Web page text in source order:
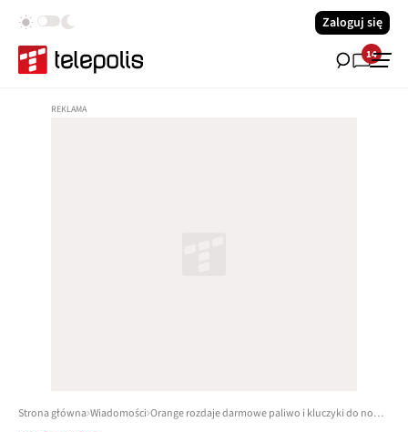
Zaloguj się
14
Strona główna Wiadomości Orange rozdaje darmowe paliwo i kluczyki do nowej Mazdy. Warunek jest jeden